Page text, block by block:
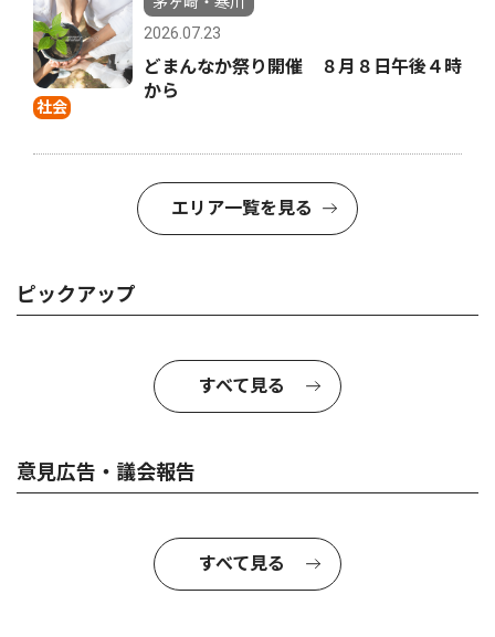
社会
2026.07.23
どまんなか祭り開催 ８月８日午後４時
から
エリア一覧を見る
ピックアップ
すべて見る
意見広告・議会報告
すべて見る